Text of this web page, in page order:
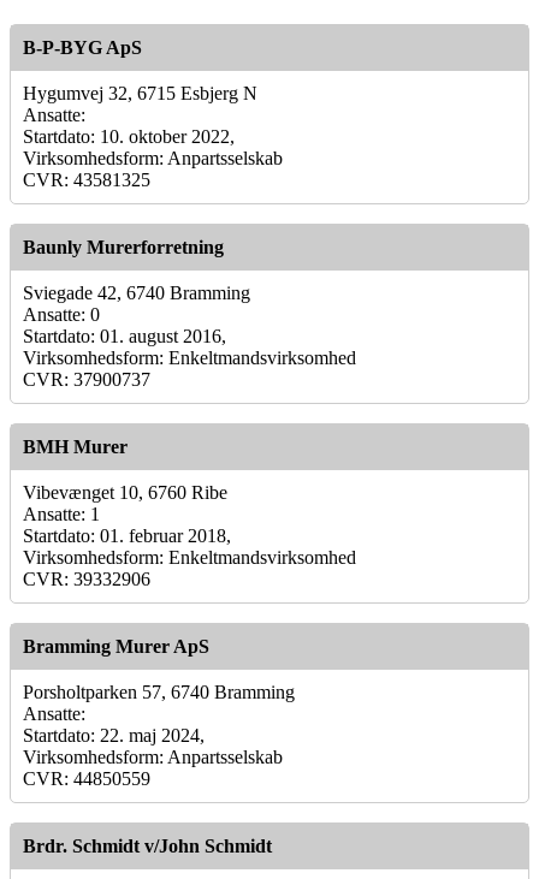
B-P-BYG ApS
Hygumvej 32, 6715 Esbjerg N
Ansatte:
Startdato: 10. oktober 2022,
Virksomhedsform: Anpartsselskab
CVR: 43581325
Baunly Murerforretning
Sviegade 42, 6740 Bramming
Ansatte: 0
Startdato: 01. august 2016,
Virksomhedsform: Enkeltmandsvirksomhed
CVR: 37900737
BMH Murer
Vibevænget 10, 6760 Ribe
Ansatte: 1
Startdato: 01. februar 2018,
Virksomhedsform: Enkeltmandsvirksomhed
CVR: 39332906
Bramming Murer ApS
Porsholtparken 57, 6740 Bramming
Ansatte:
Startdato: 22. maj 2024,
Virksomhedsform: Anpartsselskab
CVR: 44850559
Brdr. Schmidt v/John Schmidt